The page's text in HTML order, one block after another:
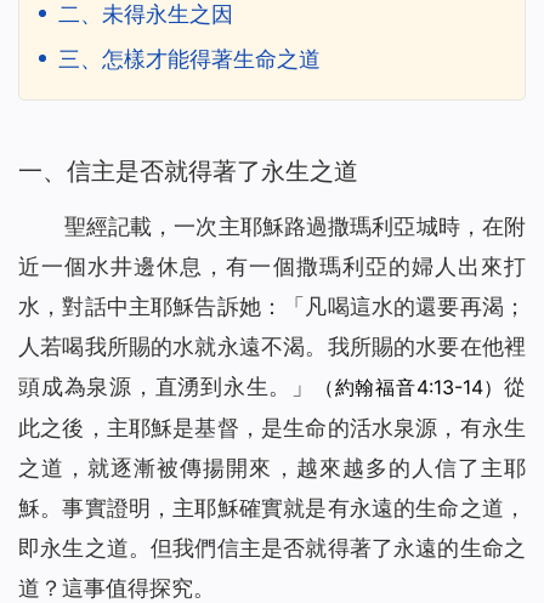
二、未得永生之因
三、怎樣才能得著生命之道
一、信主是否就得著了永生之道
聖經記載，一次主耶穌路過撒瑪利亞城時，在附
近一個水井邊休息，有一個撒瑪利亞的婦人出來打
水，對話中主耶穌告訴她：「 凡喝這水的還要再渴；
人若喝我所賜的水就永遠不渴。我所賜的水要在他裡
頭成為泉源，直湧到永生。
」 （約翰福音4:13-14） 從
此之後，主耶穌是基督，是生命的活水泉源，有永生
之道，就逐漸被傳揚開來，越來越多的人信了主耶
穌。事實證明，主耶穌確實就是有永遠的生命之道，
即永生之道。但我們信主是否就得著了永遠的生命之
道？這事值得探究。